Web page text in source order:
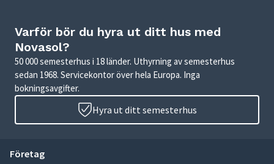
Varför bör du hyra ut ditt hus med
Novasol?
50 000 semesterhus i 18 länder. Uthyrning av semesterhus
sedan 1968. Servicekontor över hela Europa. Inga
bokningsavgifter.
Hyra ut ditt semesterhus
Företag